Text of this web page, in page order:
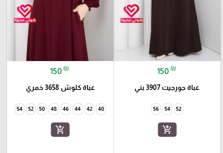
150 ₪
عباة جورجيت 3907 بني
52
54
56
add_shopping_cart
150 ₪
عباة كلوش 3658 خمري
40
42
44
46
48
50
52
54
add_shopping_cart